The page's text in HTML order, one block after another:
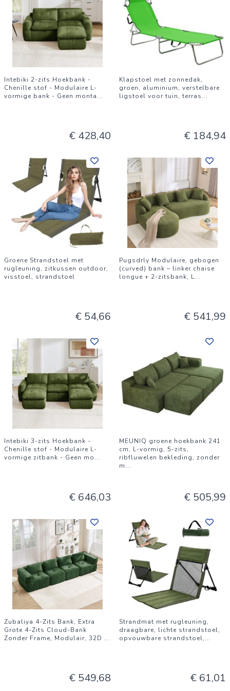
Intebiki 2-zits Hoekbank -
Chenille stof - Modulaire L-
vormige bank - Geen monta...
€ 428,40
Klapstoel met zonnedak,
groen, aluminium, verstelbare
ligstoel voor tuin, terras...
€ 184,94
Groene Strandstoel met
rugleuning, zitkussen outdoor,
visstoel, strandstoel
€ 54,66
Pugsdrly Modulaire, gebogen
(curved) bank – linker chaise
longue + 2-zitsbank, L...
€ 541,99
Intebiki 3-zits Hoekbank -
Chenille stof - Modulaire L-
vormige zitbank - Geen mo...
€ 646,03
MEUNIQ groene hoekbank 241
cm, L-vormig, 5-zits,
ribfluwelen bekleding, zonder
m...
€ 505,99
Zubaliya 4-Zits Bank, Extra
Grote 4-Zits Cloud-Bank
Zonder Frame, Modulair, 32D ...
€ 549,68
Strandmat met rugleuning,
draagbare, lichte strandstoel,
opvouwbare strandstoel,...
€ 61,01